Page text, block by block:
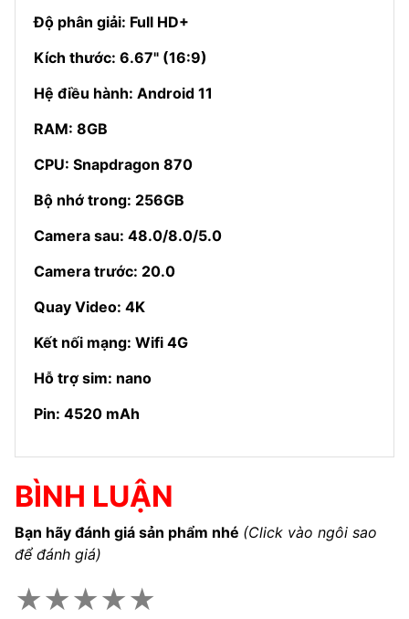
Độ phân giải: Full HD+
Kích thước: 6.67" (16:9)
Hệ điều hành: Android 11
RAM: 8GB
CPU: Snapdragon 870
Bộ nhớ trong: 256GB
Camera sau: 48.0/8.0/5.0
Camera trước: 20.0
Quay Video: 4K
Kết nối mạng: Wifi 4G
Hỗ trợ sim: nano
Pin: 4520 mAh
BÌNH LUẬN
Bạn hãy đánh giá sản phẩm nhé (Click vào ngôi sao
để đánh giá)
★★★★★